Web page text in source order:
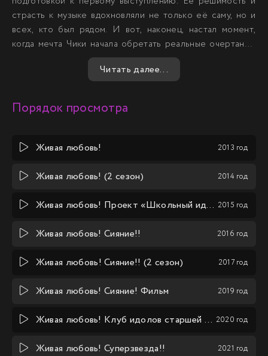
страсть к музыке вдохновляли не только её саму, но и
всех, кто был рядом. И вот, наконец, настал момент,
когда мечта Чики начала обретать реальные очертания.
Она и её команда были готовы покорить сцену и сердца
Читать далее...
Порядок просмотра
Живая любовь! 2013 год
Живая любовь! (2 сезон) 2014 год
Живая любовь! Проект «Школьный идол» 2015 год
Живая любовь! Сияние!! 2016 год
Живая любовь! Сияние!! (2 сезон) 2017 год
Живая любовь! Сияние! Фильм 2019 год
Живая любовь! Клуб идолов старшей школы Нидзигасаки (1 сезон) 2020 год
Живая любовь! Суперзвезда!! 2021 год